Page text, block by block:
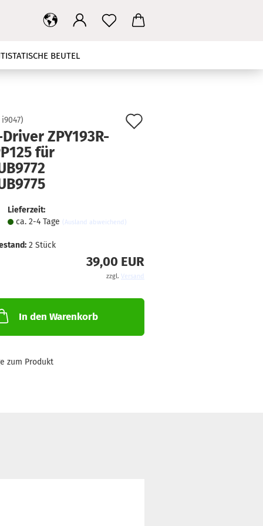
BEUTEL
KONTAKT
i9047)
Driver ZPY193R-
für
Lieferzeit:
ca. 2-4 Tage (Ausland abweichend)
2 Stück
39,00 EUR
zzgl. Versand
In den Warenkorb
zum Produkt